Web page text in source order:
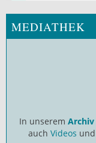
MEDIATHEK
In unserem Archiv
auch Videos und